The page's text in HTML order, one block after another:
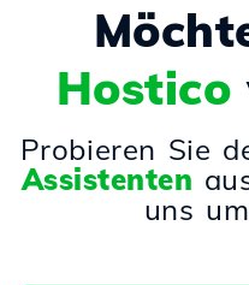
Hostico
Probieren Sie
Assistenten
uns